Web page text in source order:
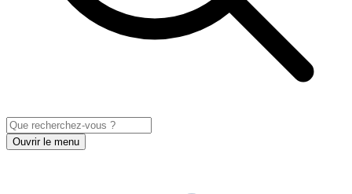
Ouvrir le menu